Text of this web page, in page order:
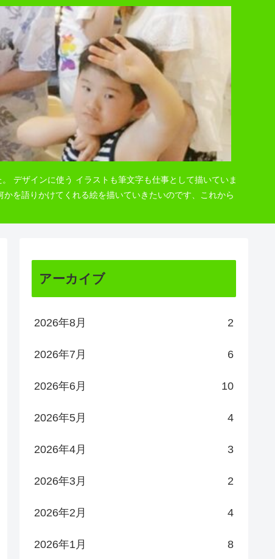
デザインに使う イラストも筆文字も仕事として描いていま
を語りかけてくれる絵を描いていきたいのです、これから
アーカイブ
2026年8月 2
2026年7月 6
2026年6月 10
2026年5月 4
2026年4月 3
2026年3月 2
2026年2月 4
2026年1月 8